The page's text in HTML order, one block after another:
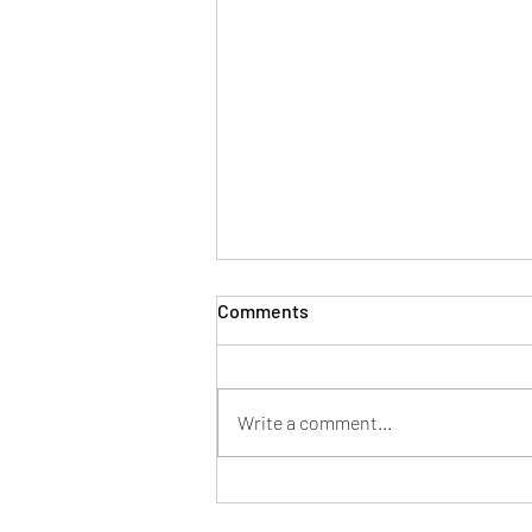
Mentor en tu nueva pega
Comments
Write a comment...